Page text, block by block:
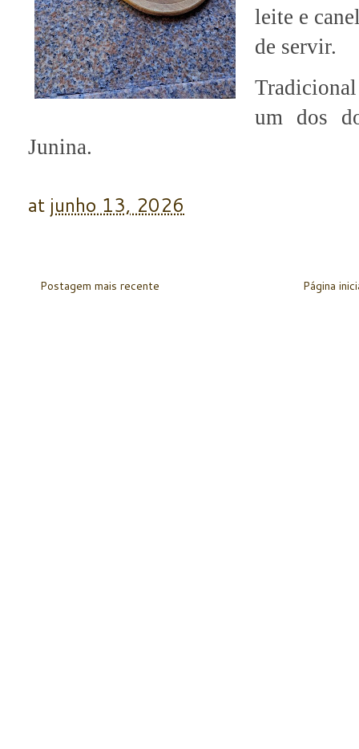
leite e
de servir.
um dos
Junina.
at junho 13, 2026
Postagem mais recente Página